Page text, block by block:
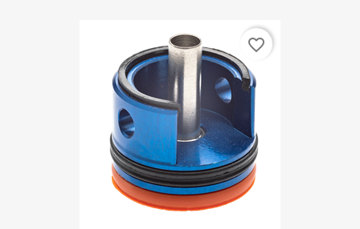
favorite_border